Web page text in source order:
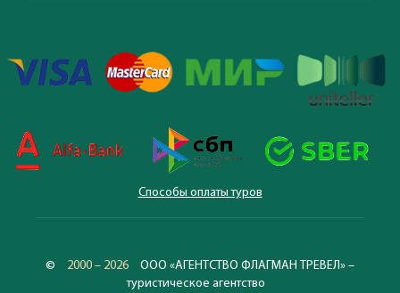
Способы оплаты туров
© 2000 – 2026
ООО «АГЕНТСТВО ФЛАГМАН ТРЕВЕЛ» –
туристическое агентство